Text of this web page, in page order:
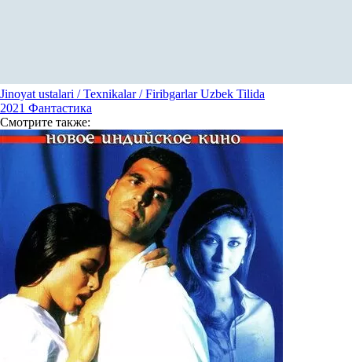
Jinoyat ustalari / Texnikalar / Firibgarlar Uzbek Tilida
2021 Фантастика
Смотрите также: